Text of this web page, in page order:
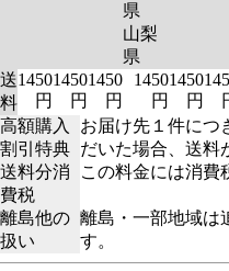
県
山梨
県
送
料
1450
円
1450
円
1450
円
1450
円
1450
円
高額購入
割引特典
お届け先１件に
だいた場合、送料
送料分消
費税
この料金には消費
離島他の
扱い
離島・一部地域は
す。